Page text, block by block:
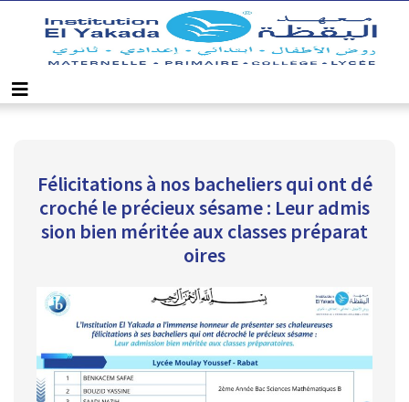
Félicitations à nos bacheliers qui ont dé
croché le précieux sésame : Leur admis
sion bien méritée aux classes préparat
oires